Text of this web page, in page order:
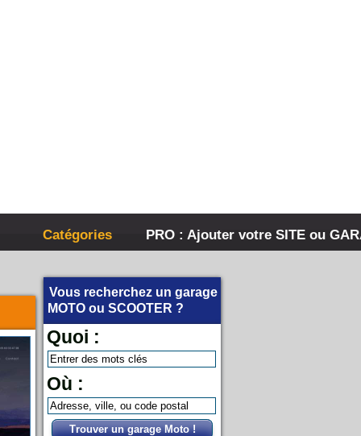
Catégories PRO : Ajouter votre SITE ou
Vous recherchez un garage
MOTO ou SCOOTER ?
Quoi :
Où :
Trouver un garage Moto !